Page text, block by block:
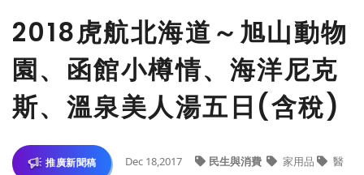
2018虎航北海道～旭山動物
園、函館小樽情、海洋尼克
斯、溫泉美人湯五日(含稅)
推廣新聞稿 Dec 18,2017 民生與消費 家用品 醫